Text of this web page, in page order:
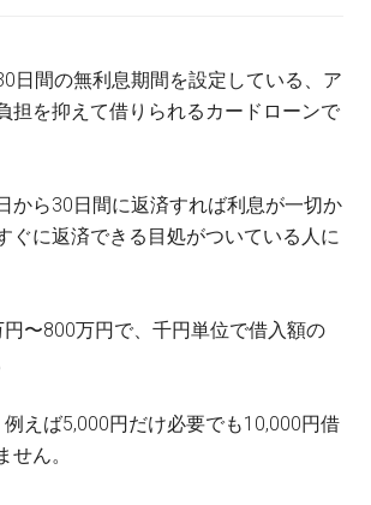
日間の無利息期間を設定している、ア
担を抑えて借りられるカードローンで
から30日間に返済すれば利息が一切か
ぐに返済できる目処がついている人に
〜800万円で、千円単位で借入額の
えば5,000円だけ必要でも10,000円借
せん。